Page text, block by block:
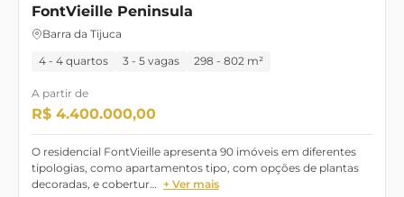
FontVieille Peninsula
Barra da Tijuca
4 - 4 quartos 3 - 5 vagas 298 - 802 m²
A partir de
R$ 4.400.000,00
O residencial FontVieille apresenta 90 imóveis em diferentes
tipologias, como apartamentos tipo, com opções de plantas
decoradas, e cobertur… + Ver mais